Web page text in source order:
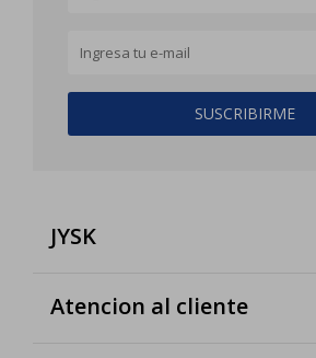
SUSCRIBIRME
JYSK
Atencion al cliente